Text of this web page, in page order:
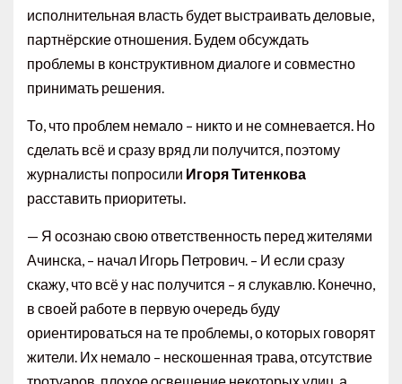
исполнительная власть будет выстраивать деловые,
партнёрские отношения. Будем обсуждать
проблемы в конструктивном диалоге и совместно
принимать решения.
То, что проблем немало – никто и не сомневается. Но
сделать всё и сразу вряд ли получится, поэтому
журналисты попросили Игоря Титенкова
расставить приоритеты.
— Я осознаю свою ответственность перед жителями
Ачинска, – начал Игорь Петрович. – И если сразу
скажу, что всё у нас получится – я слукавлю. Конечно,
в своей работе в первую очередь буду
ориентироваться на те проблемы, о которых говорят
жители. Их немало – нескошенная трава, отсутствие